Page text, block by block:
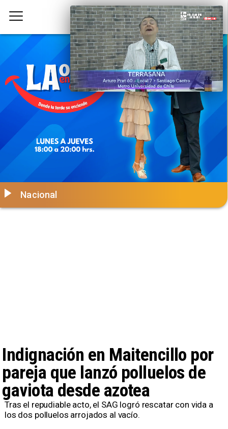
Indignación en Maitencillo por
pareja que lanzó polluelos de
gaviota desde azotea
Nacional
Tras el repudiable acto, el SAG logró rescatar con vida a
los dos polluelos arrojados al vacío.